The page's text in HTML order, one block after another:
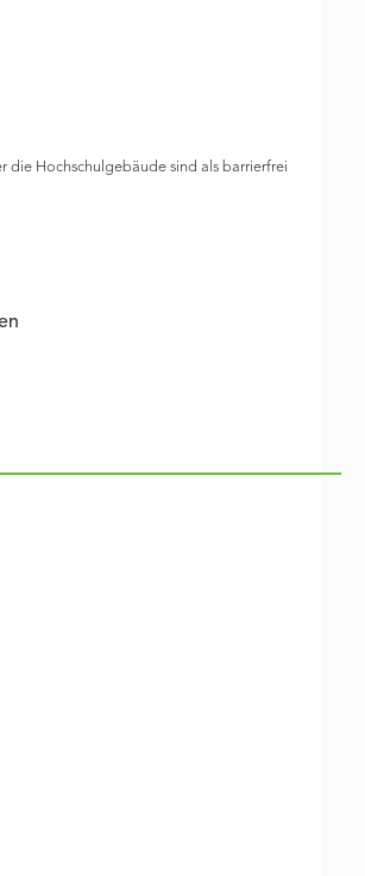
die Hochschulgebäude sind als barrierfrei